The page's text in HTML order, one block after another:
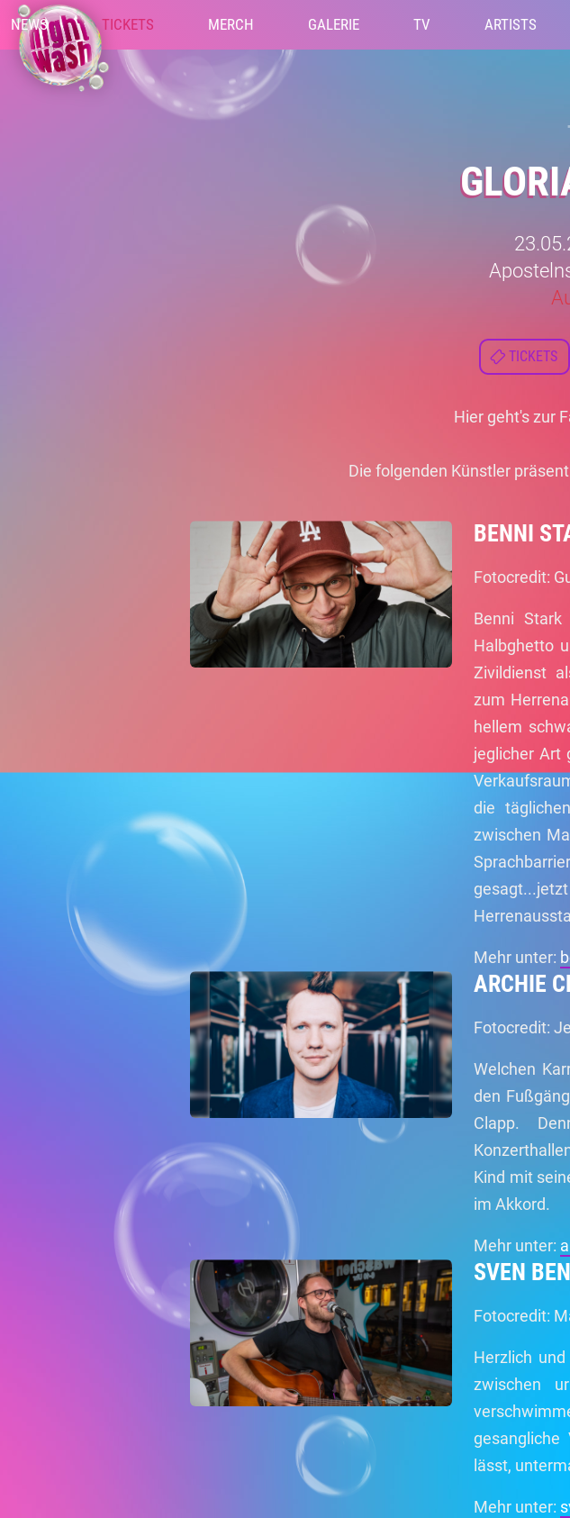
NEWS TICKETS MERCH GALERIE TV ARTISTS
TICKETS
Hier geht's zur
Die folgenden Künstler
BENNI
Fotocredit:
Benni
Halbghetto
Zivildienst
zum
hellem
jeglicher Art
die
zwischen
Mehr unter:
ARCHIE
Fotocredit:
Welchen
den
Clapp.
Kind mit
im Akkord.
Mehr unter:
SVEN
Fotocredit:
Herzlich
zwischen
lässt,
Mehr unter: